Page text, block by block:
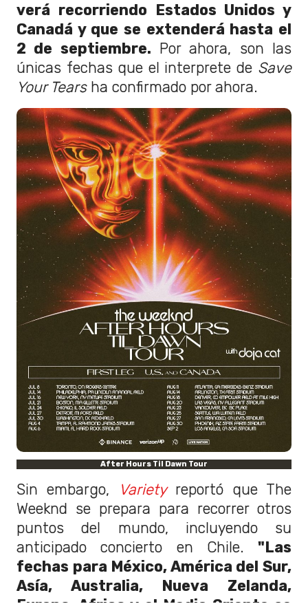
verá recorriendo Estados Unidos y
Canadá y que se extenderá hasta el
2 de septiembre. Por ahora, son las
únicas fechas que el interprete de Save
Your Tears ha confirmado por ahora.
After Hours Til Dawn Tour
Sin embargo, Variety reportó que The
Weeknd se prepara para recorrer otros
puntos del mundo, incluyendo su
anticipado concierto en Chile. "Las
fechas para México, América del Sur,
Asía, Australia, Nueva Zelanda,
Europa, Africa y el Medio Oriente se